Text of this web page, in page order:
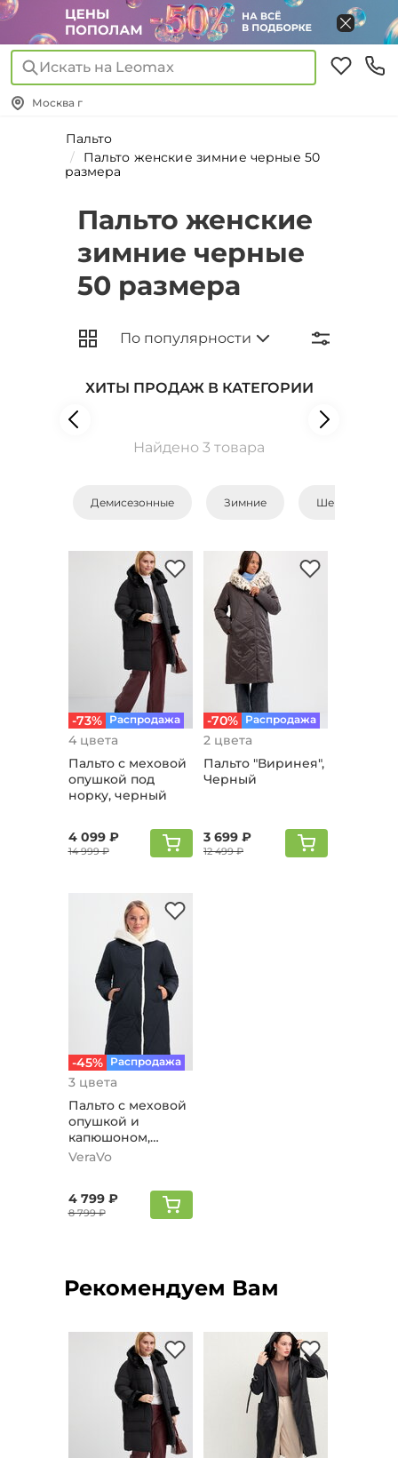
Искать на Leomax
Москва г
Пальто
Пальто женские зимние черные 50
размера
Пальто женские
зимние черные
50 размера
ХИТЫ ПРОДАЖ В КАТЕГОРИИ
Найдено 3 товара
Демисезонные Зимние Шерстяные
-73% Распродажа
4 цвета
Пальто с меховой
опушкой под
норку, черный
4 099 ₽
14 999 ₽
-70% Распродажа
2 цвета
Пальто "Виринея",
Черный
3 699 ₽
12 499 ₽
-45% Распродажа
3 цвета
Пальто с меховой
опушкой и
капюшоном,
черный
VeraVo
4 799 ₽
8 799 ₽
Рекомендуем Вам